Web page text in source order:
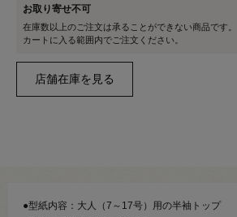
お取り寄せ不可
在庫数以上のご注文は承ることができない商品です。
カートに入る範囲内でご注文ください。
●型紙内容：大人（7～17号）用の半袖トップ